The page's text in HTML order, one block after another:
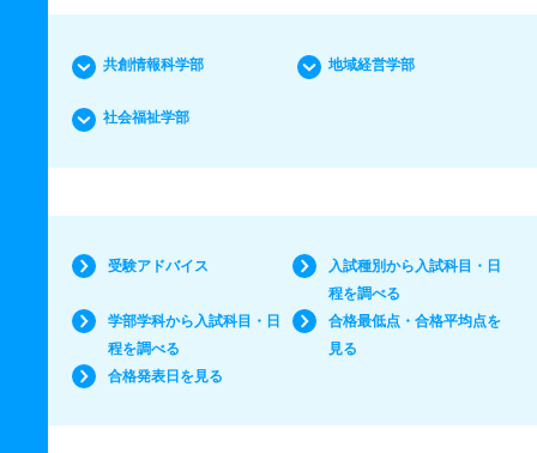
共創情報科学部 地域経営学部
社会福祉学部
受験アドバイス
入試種別から入試科目・日
程を調べる
学部学科から入試科目・日
程を調べる
合格最低点・合格平均点を
見る
合格発表日を見る